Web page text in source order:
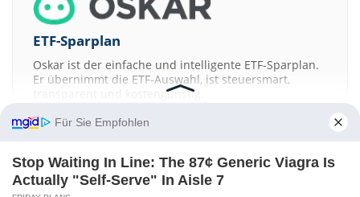
ETF-Sparplan
Oskar ist der einfache und intelligente ETF-Sparplan.
Er übernimmt die ETF-Auswahl, ist steuersmart,
transparent und kostengünstig.
JETZT MEHR ERFAHREN
Für Sie Empfohlen
Stop Waiting In Line: The 87¢ Generic Viagra Is
Actually "Self-Serve" In Aisle 7